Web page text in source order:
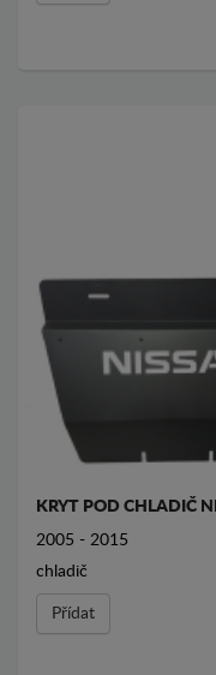
KRYT POD CHLADIČ
2005 - 2015
chladič
Přídat